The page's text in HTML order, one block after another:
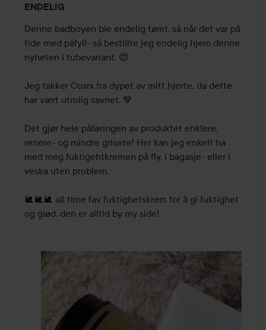
5
av
5
ENDELIG
Denne badboyen ble endelig tømt, så når det var på
tide med påfyll- så bestillte jeg endelig hjem denne
nyheten i tubevariant. 😍
Jeg takker Cosrx fra dypet av mitt hjerte, da dette
har vært utrolig savnet. 💙
Det gjør hele påføringen av produktet enklere,
renere- og mindre grisete! Her kan jeg enkelt ha
med meg fuktigehtkremen på fly, i bagasje- eller i
veska uten problem.
🐌🐌🐌 all time fav fuktighetskrem for å gi fuktighet
og glød, den er alltid by my side!